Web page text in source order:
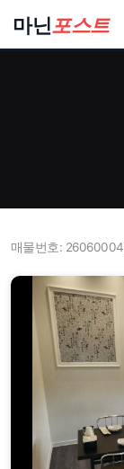
마닌포스트
매물번호: 26060004